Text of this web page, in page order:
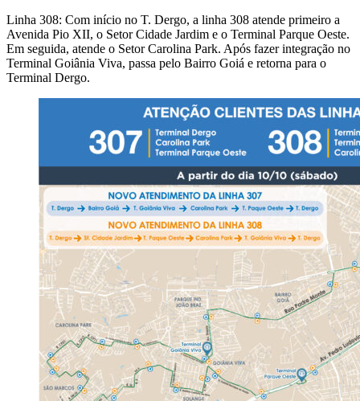
Linha 308: Com início no T. Dergo, a linha 308 atende primeiro a
Avenida Pio XII, o Setor Cidade Jardim e o Terminal Parque Oeste.
Em seguida, atende o Setor Carolina Park. Após fazer integração no
Terminal Goiânia Viva, passa pelo Bairro Goiá e retorna para o
Terminal Dergo.